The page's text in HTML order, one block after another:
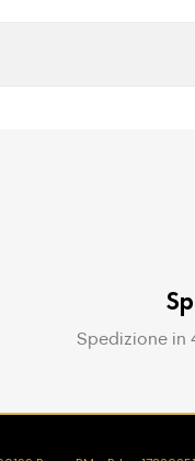
Spedizione in